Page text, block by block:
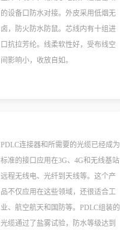
的设备口防水对接。外皮采用低烟无
卤，防火防水防鼠。芯线内有十组进
口抗拉芳纶。线柔软性好，受布线空
间影响小，收放自如。
PDLC连接器和所需要的光缆已经成为
标准的接口应用在3G、4G和无线基站
远程无线电、光纤到天线等。这个产
品不仅应用在这些领域，还很适合工
业、航空航天和国防等。PDLC组装的
光缆通过了盐雾试验，防水等级达到